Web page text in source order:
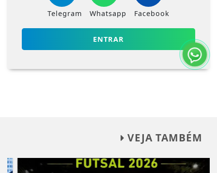
Telegram Whatsapp Facebook
ENTRAR
VEJA TAMBÉM